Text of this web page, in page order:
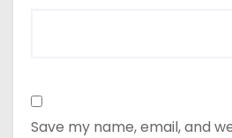
Save my name, email, and